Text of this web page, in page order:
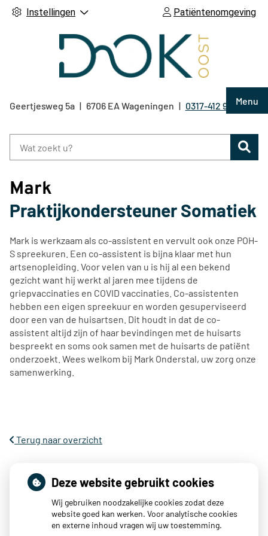
Instellingen Patiëntenomgeving
Menu
Geertjesweg 5a 6706 EA Wageningen Tel:
0317-412 921
Mark
Praktijkondersteuner Somatiek
Mark is werkzaam als co-assistent en vervult ook onze POH-
S spreekuren. Een co-assistent is bijna klaar met hun
artsenopleiding. Voor velen van u is hij al een bekend
gezicht want hij werkt al jaren mee tijdens de
griepvaccinaties en COVID vaccinaties. Co-assistenten
hebben een eigen spreekuur en worden gesuperviseerd
door een van de huisartsen. Dit houdt in dat de co-
assistent altijd zijn of haar bevindingen met de huisarts
bespreekt en soms ook samen met de huisarts de patiënt
onderzoekt. Wees welkom bij Mark Onderstal, uw zorg onze
samenwerking.
Terug naar overzicht
Deze website gebruikt cookies
Wij gebruiken noodzakelijke cookies zodat deze
website goed kan werken. Voor analytische cookies
en externe inhoud vragen wij uw toestemming.